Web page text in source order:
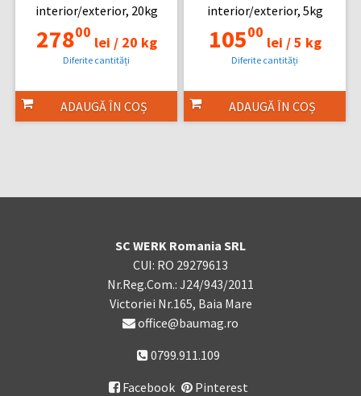
interior/exterior, 20kg
27800
lei /20 kg
Diferite cantități
ADAUGĂ ÎN COȘ
interior/exterior, 5kg
10500
lei /5 kg
Diferite cantități
ADAUGĂ ÎN COȘ
SC WERK Romania SRL
CUI: RO 29279613
Nr.Reg.Com.: J24/943/2011
Victoriei Nr.165, Baia Mare
office@baumag.ro
0799.911.109
 Facebook Pinterest